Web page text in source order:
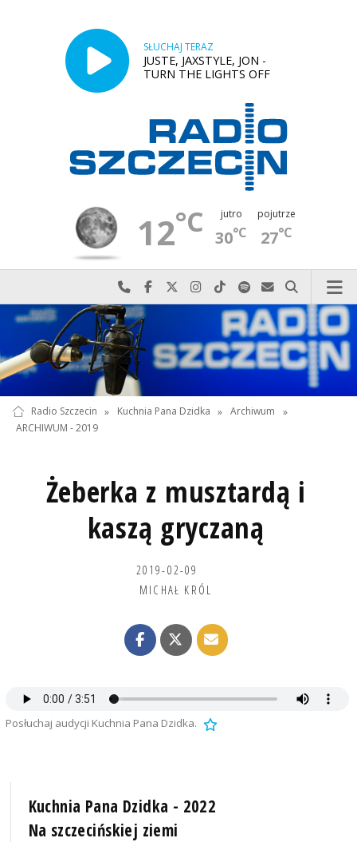
SŁUCHAJ TERAZ
JUSTE, JAXSTYLE, JON -
TURN THE LIGHTS OFF
12°C jutro
30°C
pojutrze
27°C
Najlepiej po prostu do nas zadzwoń
Odwiedź nas na Facebook-u
Odwiedź nas na X
Odwiedź nas na Instagram-ie
Odwiedź nas na TikTok-u
Szukaj nas na Spotify
Wyślij do nas
Szukaj
Radio Szczecin » Kuchnia Pana Dzidka » Archiwum
»
ARCHIWUM - 2019
Żeberka z musztardą i
kaszą gryczaną
2019-02-09
MICHAŁ KRÓL
Posłuchaj audycji Kuchnia Pana Dzidka.
Kuchnia Pana Dzidka - 2022
Na szczecińskiej ziemi